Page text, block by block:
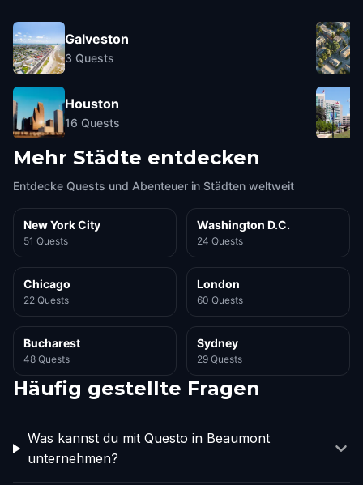
Galveston
3 Quests
Houston
16 Quests
Mehr Städte entdecken
Entdecke Quests und Abenteuer in Städten weltweit
New York City
51 Quests
Washington D.C.
24 Quests
Chicago
22 Quests
London
60 Quests
Bucharest
48 Quests
Sydney
29 Quests
Häufig gestellte Fragen
Was kannst du mit Questo in Beaumont
unternehmen?